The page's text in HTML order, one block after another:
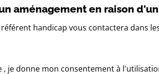
aménagement en raison
handicap vous contactera dans
, je donne mon consentement à